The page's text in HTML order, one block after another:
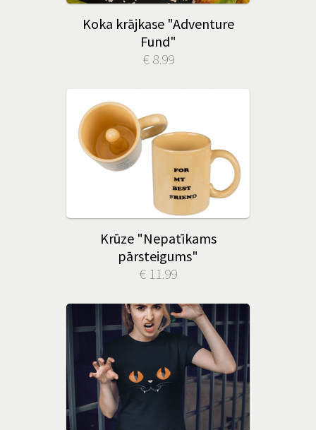
Koka krājkase "Adventure
Fund"
€ 8.99
Krūze "Nepatīkams
pārsteigums"
€ 11.99